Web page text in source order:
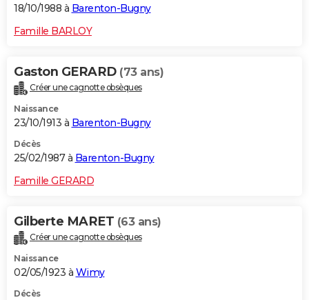
18/10/1988 à Barenton-Bugny
Famille BARLOY
Gaston GERARD (73 ans)
Créer une cagnotte obsèques
Naissance
23/10/1913 à Barenton-Bugny
Décès
25/02/1987 à Barenton-Bugny
Famille GERARD
Gilberte MARET (63 ans)
Créer une cagnotte obsèques
Naissance
02/05/1923 à Wimy
Décès